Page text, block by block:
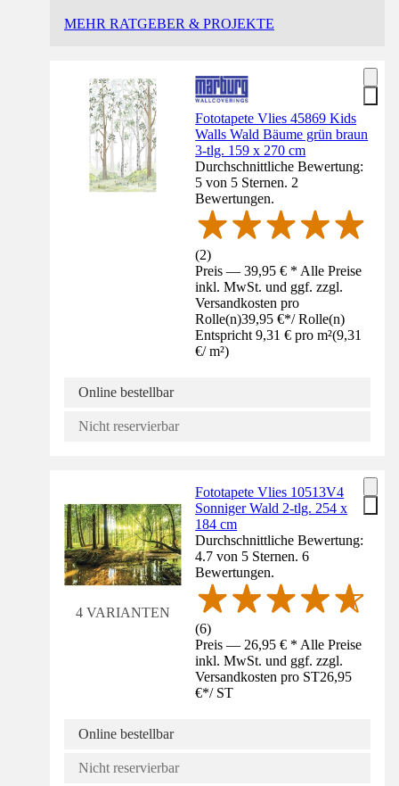
MEHR RATGEBER & PROJEKTE
Fototapete Vlies 45869 Kids
Walls Wald Bäume grün braun
3-tlg. 159 x 270 cm
Durchschnittliche Bewertung:
5 von 5 Sternen. 2
Bewertungen.
(2)
Preis — 39,95 € * Alle Preise
inkl. MwSt. und ggf. zzgl.
Versandkosten pro
Rolle(n)39,95 €*/ Rolle(n)
Entspricht 9,31 € pro m²(9,31
€/ m²)
Online bestellbar
Nicht reservierbar
4 VARIANTEN
Fototapete Vlies 10513V4
Sonniger Wald 2-tlg. 254 x
184 cm
Durchschnittliche Bewertung:
4.7 von 5 Sternen. 6
Bewertungen.
(6)
Preis — 26,95 € * Alle Preise
inkl. MwSt. und ggf. zzgl.
Versandkosten pro ST26,95
€*/ ST
Online bestellbar
Nicht reservierbar